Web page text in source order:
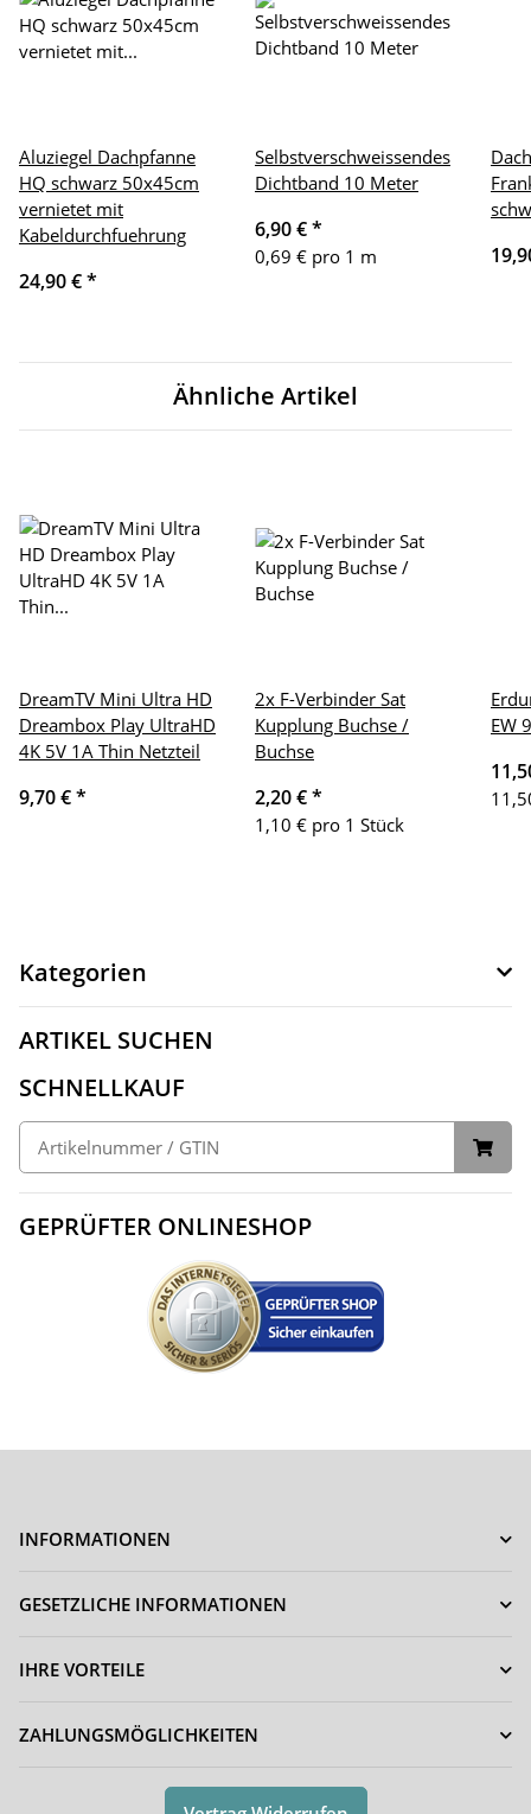
Aluziegel Dachpfanne
HQ schwarz 50x45cm
vernietet mit
Kabeldurchfuehrung
24,90 €*
Selbstverschweissendes
Dichtband 10 Meter
6,90 €*
0,69 € pro 1 m
Ähnliche Artikel
DreamTV Mini Ultra HD
Dreambox Play UltraHD
4K 5V 1A Thin Netzteil
9,70 €*
2x F-Verbinder Sat
Kupplung Buchse /
Buchse
2,20 €*
1,10 € pro 1 Stück
EW
Kategorien
ARTIKEL SUCHEN
SCHNELLKAUF
GEPRÜFTER ONLINESHOP
INFORMATIONEN
GESETZLICHE INFORMATIONEN
IHRE VORTEILE
ZAHLUNGSMÖGLICHKEITEN